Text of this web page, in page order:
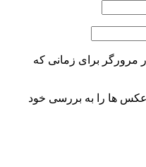
مرورگر برای زمانی که
عکس ها را به بررسی خود